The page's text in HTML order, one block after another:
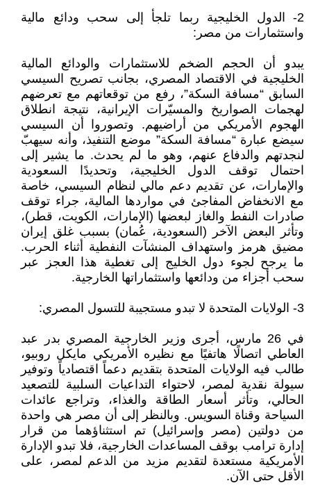
2- الدول الخليجية ربما تلجأ إلى سحب ودائع مالية
واستثمارات من مصر:
يبدو أن الحجم الضخم للاستثمارات والودائع المالية
الخليجية في الاقتصاد المصري، بجانب تصريح السيسي
السابق “مسافة السكة”، رفع من توقعاتهم مع تعرضهم
لهجمات الصواريخ والمسيّرات الإيرانية، نتيجة انطلاق
الهجوم الأمريكي من أراضيهم. وتصوروا أن السيسي
سيضع عبارة “مسافة السكة” موضع التنفيذ، وأنه سيهبّ
لنجدتهم والدفاع عنهم، وهو ما لم يحدث. ما يشير إلى
احتمال توقف الدول الخليجية، وتحديدًا السعودية
والإمارات، عن تقديم دعم مالي لنظام السيسي، خاصة
مع الانخفاض المفاجئ في مواردها المالية، جراء توقف
صادرات النفط والغاز لبعضها (الإمارات، الكويت، قطر)،
وتأثر البعض الآخر (السعودية، عُمان) بسبب غلق إيران
مضيق هرمز واستهداف المنشآت النفطية أثناء الحرب.
ما يرجح لجوء دول الخليج إلى تغطية هذا العجز عبر
سحب أجزاء من ودائعها واستثماراتها الخارجية.
3- الولايات المتحدة لا تبدو مستجيبة للتسول المصري:
في 26 مارس، أجرى وزير الخارجية المصري بدر عبد
العاطي اتصالًا هاتفيًا مع نظيره الأمريكي مايكل روبيو،
طالب فيه الولايات المتحدة بتقديم دعماً اقتصادياً وتوفير
سيولة نقدية لمصر، لاحتواء التداعيات السلبية للتصعيد
الحالي، وتأثر أسعار الطاقة والغذاء، وتراجع عائدات
السياحة وقناة السويس. وبالنظر إلى أن مصر هي واحدة
من دولتين (مصر وإسرائيل) تم استثناؤهما من قرار
إدارة ترامب بوقف المساعدات الخارجية، فلا تبدو الإدارة
الأمريكية مستعدة لتقديم مزيد من الدعم لمصر، على
الأقل حتى الآن.